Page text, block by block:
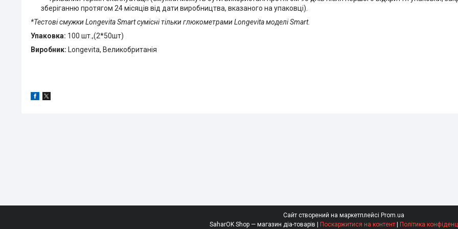
зберіганню протягом 24 місяців від дати виробництва, вказаного на упаковці).
*Тестові смужки Longevita Smart сумісні тільки глюкометрами Longevita моделі Smart.
Упаковка: 100 шт.,(2*50шт)
Виробник: Longevita, Великобританія
Сайт створений на маркетплейсі Prom.ua
Поскаржитися на контент Політика